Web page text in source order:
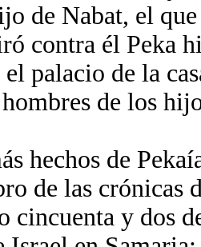
de Nabat, el
contra él Peka
el palacio de la
de los
hechos de
de las crónicas
cincuenta y dos